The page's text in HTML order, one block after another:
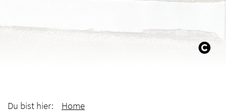
Du bist hier: Home